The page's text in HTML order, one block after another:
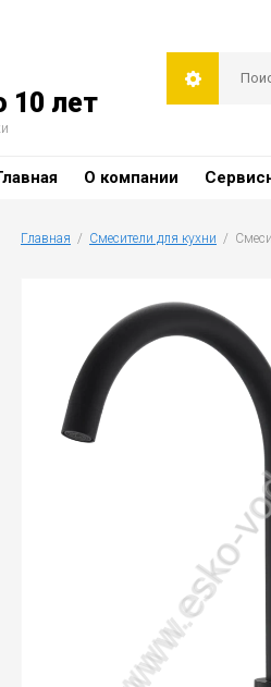
10 лет
О компании
Главная
  /
Смесители для кухни
/